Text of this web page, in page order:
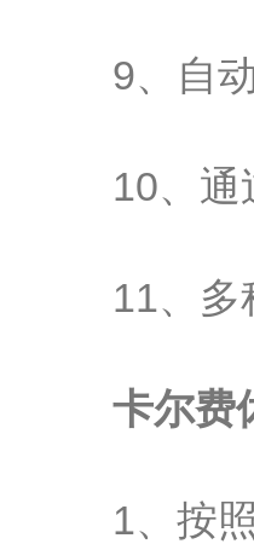
9、自动
10、通过
11、多种
卡尔费
1、按照